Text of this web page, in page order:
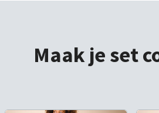
Maak je set